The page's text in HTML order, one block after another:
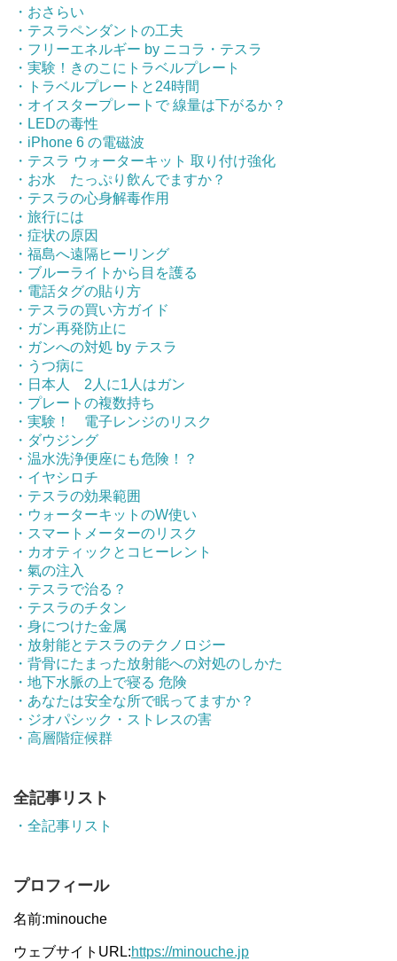
・おさらい
・テスラペンダントの工夫
・フリーエネルギー by ニコラ・テスラ
・実験！きのこにトラベルプレート
・トラベルプレートと24時間
・オイスタープレートで 線量は下がるか？
・LEDの毒性
・iPhone 6 の電磁波
・テスラ ウォーターキット 取り付け強化
・お水 たっぷり飲んでますか？
・テスラの心身解毒作用
・旅行には
・症状の原因
・福島へ遠隔ヒーリング
・ブルーライトから目を護る
・電話タグの貼り方
・テスラの買い方ガイド
・ガン再発防止に
・ガンへの対処 by テスラ
・うつ病に
・日本人 2人に1人はガン
・プレートの複数持ち
・実験！ 電子レンジのリスク
・ダウジング
・温水洗浄便座にも危険！？
・イヤシロチ
・テスラの効果範囲
・ウォーターキットのW使い
・スマートメーターのリスク
・カオティックとコヒーレント
・氣の注入
・テスラで治る？
・テスラのチタン
・身につけた金属
・放射能とテスラのテクノロジー
・背骨にたまった放射能への対処のしかた
・地下水脈の上で寝る 危険
・あなたは安全な所で眠ってますか？
・ジオパシック・ストレスの害
・高層階症候群
全記事リスト
・全記事リスト
プロフィール
名前:minouche
ウェブサイトURL:https://minouche.jp